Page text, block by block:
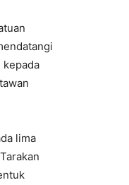
kepada
lima